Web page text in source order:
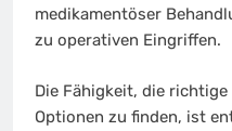
medikamentöser
zu operativen Eingriffen.
Die Fähigkeit, die
Optionen zu finden, ist